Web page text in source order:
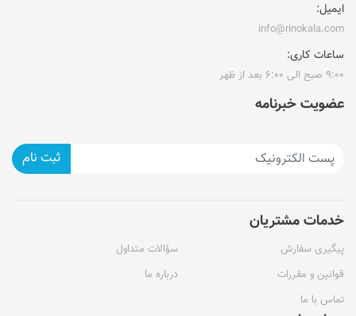
ایمیل:
info@rinokala.com
ساعات کاری:
۹:۰۰ صبح الی ۶:۰۰ بعد از ظهر
عضویت خبرنامه
ثبت نام
خدمات مشتریان
پیگیری سفارش
سؤالات متداول
قوانین و مقررات
درباره ما
تماس با ما